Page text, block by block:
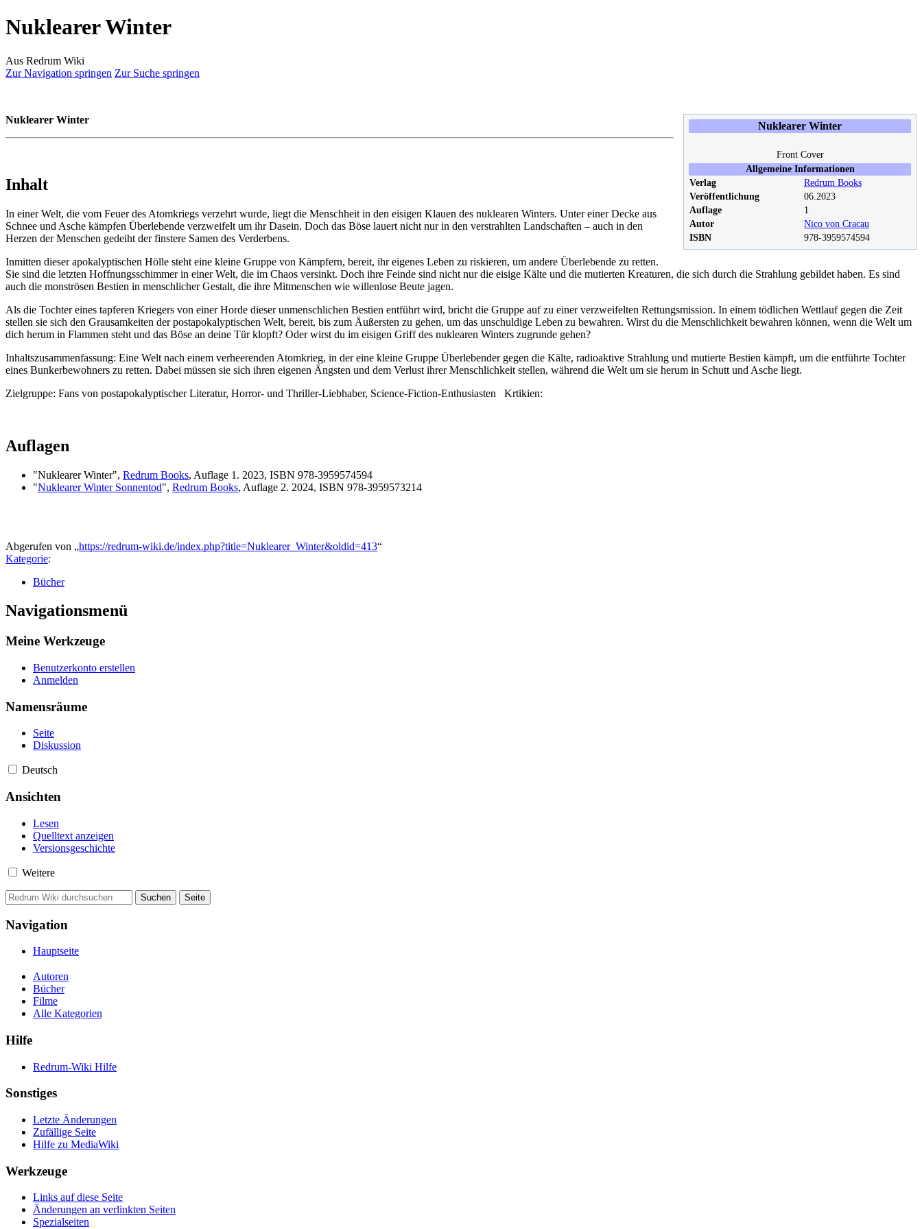
Nuklearer Winter
Aus Redrum Wiki
Zur Navigation springen Zur Suche springen
Nuklearer Winter
Front Cover
Allgemeine Informationen
Verlag
Redrum Books
Veröffentlichung
06.2023
Auflage
1
Autor
Nico von Cracau
ISBN
978-3959574594
Nuklearer Winter
Inhalt
In einer Welt, die vom Feuer des Atomkriegs verzehrt wurde, liegt die Menschheit in den eisigen Klauen des nuklearen Winters. Unter einer Decke aus
Schnee und Asche kämpfen Überlebende verzweifelt um ihr Dasein. Doch das Böse lauert nicht nur in den verstrahlten Landschaften – auch in den
Herzen der Menschen gedeiht der finstere Samen des Verderbens.
Inmitten dieser apokalyptischen Hölle steht eine kleine Gruppe von Kämpfern, bereit, ihr eigenes Leben zu riskieren, um andere Überlebende zu retten.
Sie sind die letzten Hoffnungsschimmer in einer Welt, die im Chaos versinkt. Doch ihre Feinde sind nicht nur die eisige Kälte und die mutierten Kreaturen, die sich durch die Strahlung gebildet haben. Es sind
auch die monströsen Bestien in menschlicher Gestalt, die ihre Mitmenschen wie willenlose Beute jagen.
Als die Tochter eines tapferen Kriegers von einer Horde dieser unmenschlichen Bestien entführt wird, bricht die Gruppe auf zu einer verzweifelten Rettungsmission. In einem tödlichen Wettlauf gegen die Zeit
stellen sie sich den Grausamkeiten der postapokalyptischen Welt, bereit, bis zum Äußersten zu gehen, um das unschuldige Leben zu bewahren. Wirst du die Menschlichkeit bewahren können, wenn die Welt um
dich herum in Flammen steht und das Böse an deine Tür klopft? Oder wirst du im eisigen Griff des nuklearen Winters zugrunde gehen?
Inhaltszusammenfassung: Eine Welt nach einem verheerenden Atomkrieg, in der eine kleine Gruppe Überlebender gegen die Kälte, radioaktive Strahlung und mutierte Bestien kämpft, um die entführte Tochter
eines Bunkerbewohners zu retten. Dabei müssen sie sich ihren eigenen Ängsten und dem Verlust ihrer Menschlichkeit stellen, während die Welt um sie herum in Schutt und Asche liegt.
Zielgruppe: Fans von postapokalyptischer Literatur, Horror- und Thriller-Liebhaber, Science-Fiction-Enthusiasten Krtikien:
Auflagen
"Nuklearer Winter", Redrum Books, Auflage 1. 2023, ISBN 978-3959574594
"Nuklearer Winter Sonnentod", Redrum Books, Auflage 2. 2024, ISBN 978-3959573214
Abgerufen von „https://redrum-wiki.de/index.php?title=Nuklearer_Winter&oldid=413“
Kategorie:
Bücher
Navigationsmenü
Meine Werkzeuge
Benutzerkonto erstellen
Anmelden
Namensräume
Seite
Diskussion
Deutsch
Ansichten
Lesen
Quelltext anzeigen
Versionsgeschichte
Weitere
Navigation
Hauptseite
Autoren
Bücher
Filme
Alle Kategorien
Hilfe
Redrum-Wiki Hilfe
Sonstiges
Letzte Änderungen
Zufällige Seite
Hilfe zu MediaWiki
Werkzeuge
Links auf diese Seite
Änderungen an verlinkten Seiten
Spezialseiten